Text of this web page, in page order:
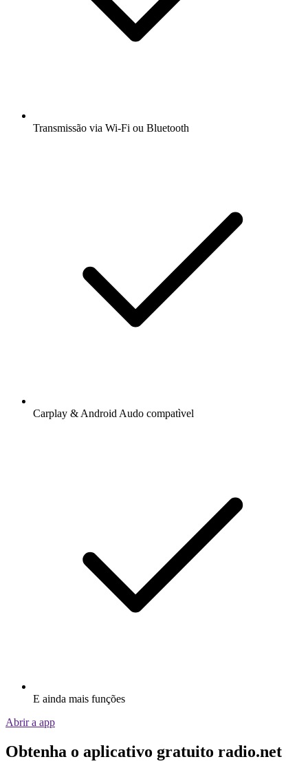
Transmissão via Wi-Fi ou Bluetooth
Carplay & Android Audo compatìvel
E ainda mais funções
Abrir a app
Obtenha o aplicativo gratuito radio.net